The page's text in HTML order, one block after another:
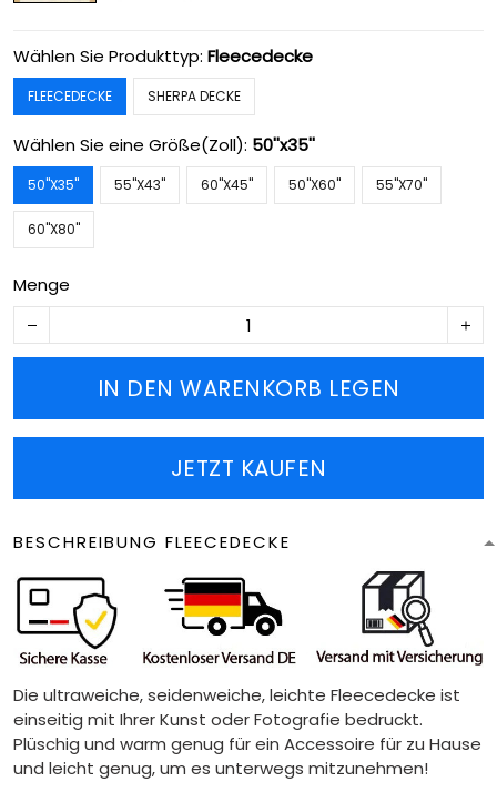
Wählen Sie Produkttyp: Fleecedecke
FLEECEDECKE SHERPA DECKE
Wählen Sie eine Größe(Zoll): 50''x35''
50''X35'' 55''X43'' 60''X45'' 50''X60'' 55''X70''
60''X80''
Menge
IN DEN WARENKORB LEGEN
JETZT KAUFEN
BESCHREIBUNG FLEECEDECKE
Die ultraweiche, seidenweiche, leichte Fleecedecke ist
einseitig mit Ihrer Kunst oder Fotografie bedruckt.
Plüschig und warm genug für ein Accessoire für zu Hause
und leicht genug, um es unterwegs mitzunehmen!